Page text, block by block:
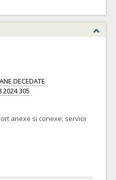
DECEDATE
2024 305
anexe si conexe; servicii